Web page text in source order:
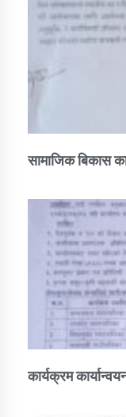
सामाजिक बिकास
कार्यक्रम